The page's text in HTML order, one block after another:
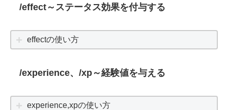
/effect～ステータス効果を付与する
effectの使い方
/experience、/xp～経験値を与える
experience,xpの使い方